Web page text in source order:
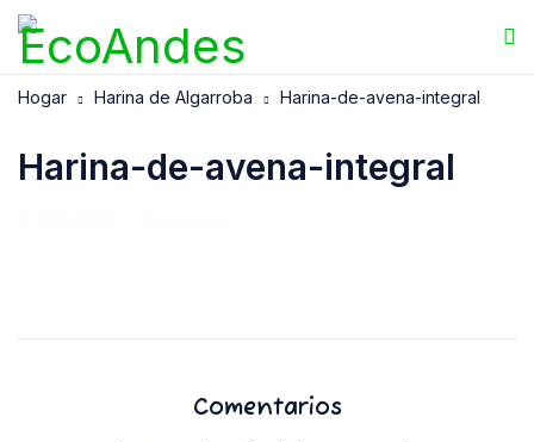
Hogar Harina de Algarroba Harina-de-avena-integral
Harina-de-avena-integral
Comentarios